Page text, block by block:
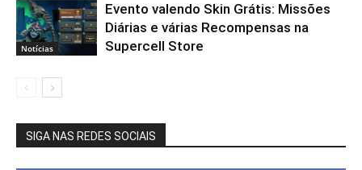
Notícias
Evento valendo Skin Grátis: Missões
Diárias e várias Recompensas na
Supercell Store
SIGA NAS REDES SOCIAIS